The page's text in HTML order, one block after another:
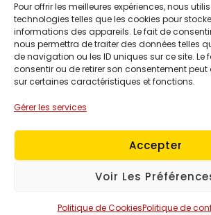
Pour offrir les meilleures expériences, nous
technologies telles que les cookies pour
informations des appareils. Le fait de
nous permettra de traiter des données telles
de navigation ou les ID uniques sur ce site. Le
consentir ou de retirer son consentement
sur certaines caractéristiques et fonctions.
Gérer les services
Accepter
Voir Les
Politique de CookiesPolitique de
Contact
Simulation chez vous
Panier
© 2026 Shop1oeuvre.